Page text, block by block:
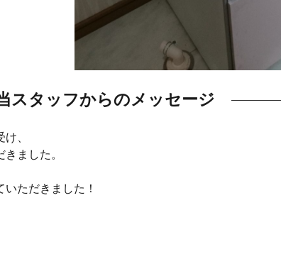
スタッフからのメッセージ
、
ました。
ただきました！